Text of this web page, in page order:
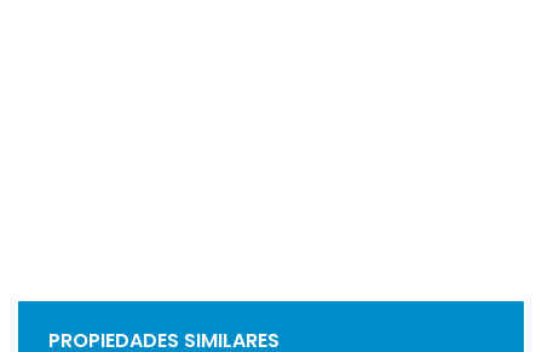
PROPIEDADES SIMILARES